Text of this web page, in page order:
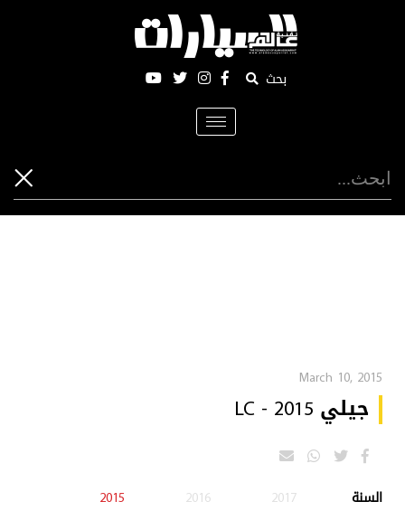
بحث
Toggle
navigation
March 10, 2015
جيلي LC - 2015
السنة 2017
2016
2015